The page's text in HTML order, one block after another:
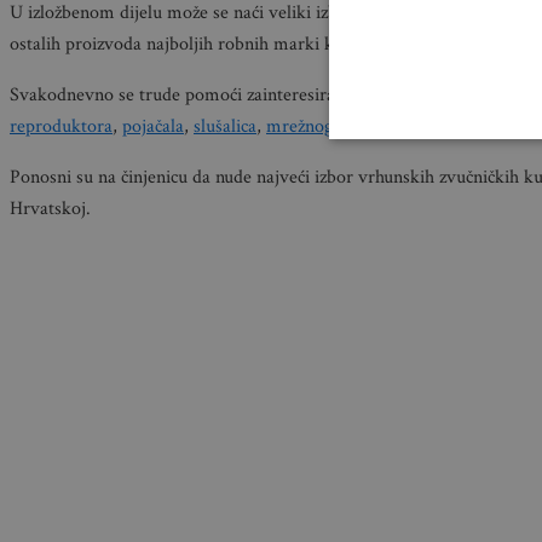
U izložbenom dijelu može se naći veliki izbor A/V i multimedijskih
ostalih proizvoda najboljih robnih marki koje vladaju svjetskim
Svakodnevno se trude pomoći zainteresiranim posjetiteljima u
reproduktora, pojačala, slušalica, mrežnog reproduktora
Ponosni su na činjenicu da nude najveći izbor vrhunskih zvučničkih
Hrvatskoj.